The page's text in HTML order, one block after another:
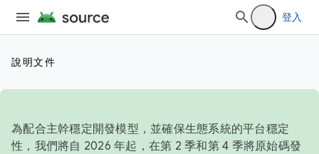
登入
說明文件
為配合主幹穩定開發模型，並確保生態系統的平台穩定
性，我們將自 2026 年起，在第 2 季和第 4 季將原始碼發